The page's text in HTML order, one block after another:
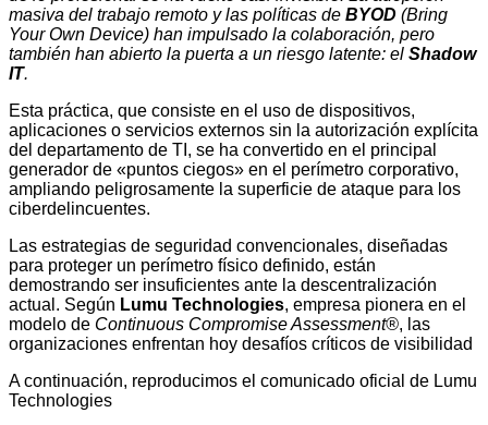
masiva del trabajo remoto y las políticas de BYOD (Bring
Your Own Device) han impulsado la colaboración, pero
también han abierto la puerta a un riesgo latente: el Shadow
IT.
Esta práctica, que consiste en el uso de dispositivos,
aplicaciones o servicios externos sin la autorización explícita
del departamento de TI, se ha convertido en el principal
generador de «puntos ciegos» en el perímetro corporativo,
ampliando peligrosamente la superficie de ataque para los
ciberdelincuentes.
Las estrategias de seguridad convencionales, diseñadas
para proteger un perímetro físico definido, están
demostrando ser insuficientes ante la descentralización
actual. Según Lumu Technologies, empresa pionera en el
modelo de Continuous Compromise Assessment®, las
organizaciones enfrentan hoy desafíos críticos de visibilidad
A continuación, reproducimos el comunicado oficial de Lumu
Technologies